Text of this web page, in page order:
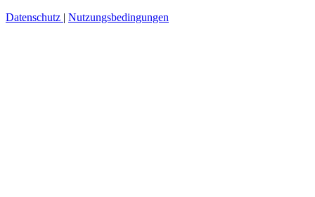
Datenschutz | Nutzungsbedingungen